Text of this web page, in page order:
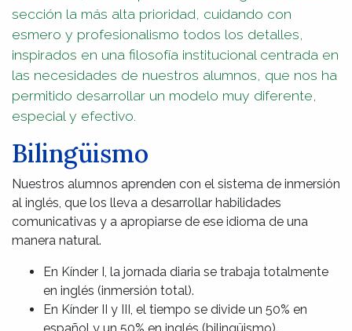
sección la más alta prioridad, cuidando con
esmero y profesionalismo todos los detalles,
inspirados en una filosofía institucional centrada en
las necesidades de nuestros alumnos, que nos ha
permitido desarrollar un modelo muy diferente,
especial y efectivo.
Bilingüismo
Nuestros alumnos aprenden con el sistema de inmersión
al inglés, que los lleva a desarrollar habilidades
comunicativas y a apropiarse de ese idioma de una
manera natural.
En Kínder I, la jornada diaria se trabaja totalmente
en inglés (inmersión total).
En Kínder II y III, el tiempo se divide un 50% en